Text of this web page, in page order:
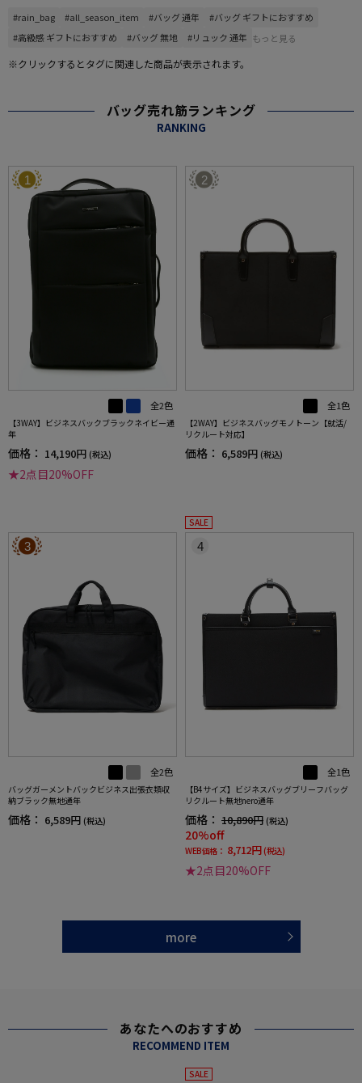
#rain_bag #all_season_item #バッグ 通年
#バッグ ギフトにおすすめ
#高級感 ギフトにおすすめ
#バッグ 無地 #リュック 通年 もっと見る
※クリックするとタグに関連した商品が表示されます。
バッグ売れ筋ランキング
RANKING
1
全2色
【3WAY】ビジネスバックブラックネイビー通
年
価格： 14,190円 (税込)
★2点目20%OFF
2
全1色
【2WAY】ビジネスバッグモノトーン【就活/
リクルート対応】
価格： 6,589円 (税込)
3
全2色
バッグガーメントバックビジネス出張衣類収
納ブラック無地通年
価格： 6,589円 (税込)
SALE
4
全1色
【B4サイズ】ビジネスバッグブリーフバッグ
リクルート無地nero通年
価格： 10,890円 (税込)
20%off
WEB価格： 8,712円 (税込)
★2点目20%OFF
more
あなたへのおすすめ
RECOMMEND ITEM
SALE